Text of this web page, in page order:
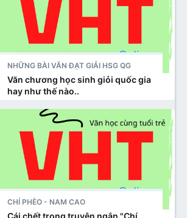
NHỮNG BÀI VĂN ĐẠT GIẢI HSG QG
Văn chương học sinh giỏi quốc gia
hay như thế nào..
CHÍ PHÈO - NAM CAO
Cái chết trong truyện ngắn "Chí